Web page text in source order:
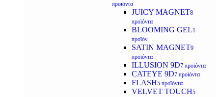
προϊόντα
JUICY MAGNET8
προϊόντα
BLOOMING GEL1
προϊόν
SATIN MAGNET9
προϊόντα
ILLUSION 9D7 προϊόντα
CATEYE 9D7 προϊόντα
FLASH5 προϊόντα
VELVET TOUCH5